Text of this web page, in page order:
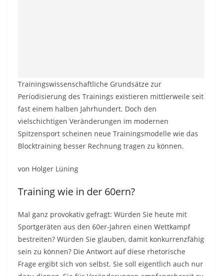
Trainingswissenschaftliche Grundsätze zur
Periodisierung des Trainings existieren mittlerweile seit
fast einem halben Jahrhundert. Doch den
vielschichtigen Veränderungen im modernen
Spitzensport scheinen neue Trainingsmodelle wie das
Blocktraining besser Rechnung tragen zu können.
von Holger Lüning
Training wie in der 60ern?
Mal ganz provokativ gefragt: Würden Sie heute mit
Sportgeräten aus den 60er-Jahren einen Wettkampf
bestreiten? Würden Sie glauben, damit konkurrenzfähig
sein zu können? Die Antwort auf diese rhetorische
Frage ergibt sich von selbst. Sie soll eigentlich auch nur